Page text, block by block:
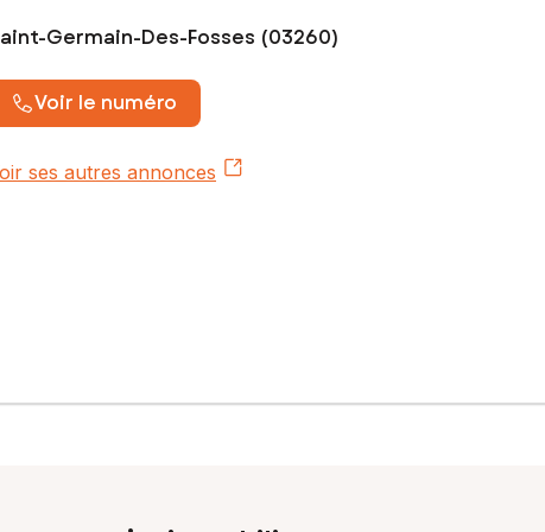
Germain-Des-Fosses (03260)
Voir le numéro
ses autres annonces